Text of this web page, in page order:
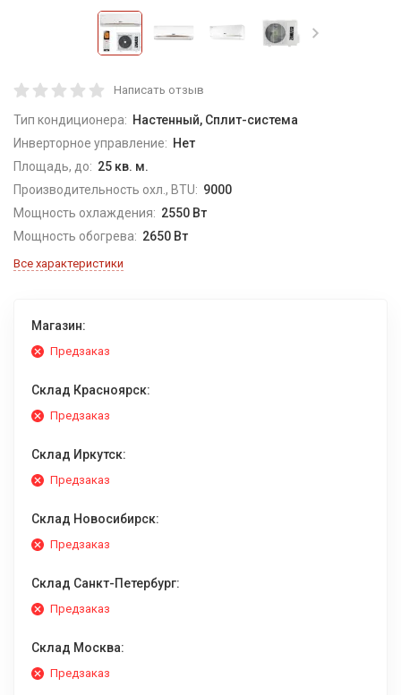
Написать отзыв
Тип кондиционера: Настенный, Сплит-система
Инверторное управление: Нет
Площадь, до: 25 кв. м.
Производительность охл., BTU: 9000
Мощность охлаждения: 2550 Вт
Мощность обогрева: 2650 Вт
Все характеристики
Магазин:
Предзаказ
Склад Красноярск:
Предзаказ
Склад Иркутск:
Предзаказ
Склад Новосибирск:
Предзаказ
Склад Санкт-Петербург:
Предзаказ
Склад Москва:
Предзаказ